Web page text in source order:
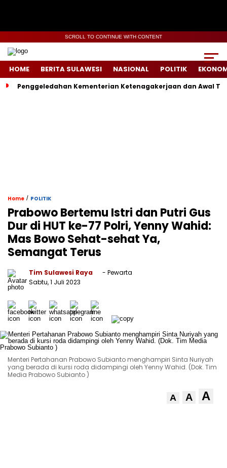
SCROLL TO CONTINUE WITH CONTENT
HOME BERITA SULAWESI NASIONAL POLITIK
Penggeledahan Kementerian Ketenagakerjaan dan Awal
Home / POLITIK
Prabowo Bertemu Istri dan Putri Gus
Dur di HUT ke-77 Polri, Yenny Wahid:
Mas Bowo Sehat-sehat Ya,
Semangat Terus
Tim Sulawesi Raya
- Pewarta
Sabtu, 1 Juli 2023
Menteri Pertahanan Prabowo Subianto menghampiri Sinta Nuriyah
yang berada di kursi roda didampingi oleh Yenny Wahid. (Dok. Tim
Media Prabowo Subianto )
A A A